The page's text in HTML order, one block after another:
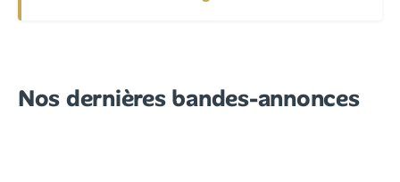
Nos dernières bandes-annonces